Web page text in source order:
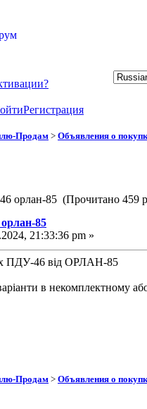
Регистрация
Продам> Объявления о
орлан-85 (Прочитано 459
85
21:33:36 pm »
ПДУ-46 від ОРЛАН-85
в некомплектному
Продам> Объявления о